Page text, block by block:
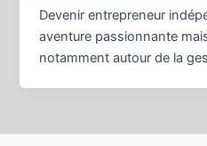
Devenir entrepreneur
aventure passionnante
notamment autour de la